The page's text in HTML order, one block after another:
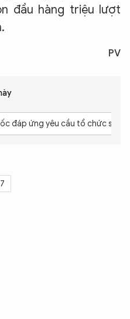
đầu hàng triệu lượt
PV
đáp ứng yêu cầu tổ chức sự
gì bạn cần biết về
sẵn sàng hỗ trợ!